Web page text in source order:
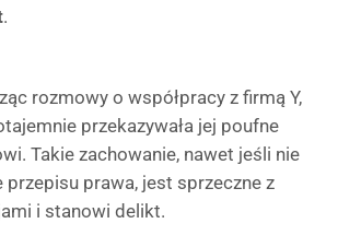
.
rozmowy o współpracy z firmą Y,
przekazywała jej poufne
Takie zachowanie, nawet jeśli nie
przepisu prawa, jest sprzeczne z
i stanowi delikt.